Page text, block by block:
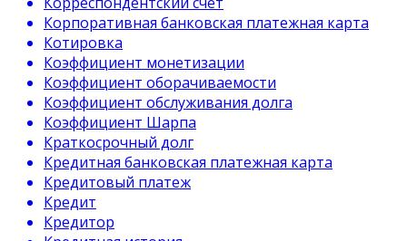
Корпоративная банковская платежная карта
Котировка
Коэффициент монетизации
Коэффициент оборачиваемости
Коэффициент обслуживания долга
Коэффициент Шарпа
Краткосрочный долг
Кредитная банковская платежная карта
Кредитовый платеж
Кредит
Кредитор